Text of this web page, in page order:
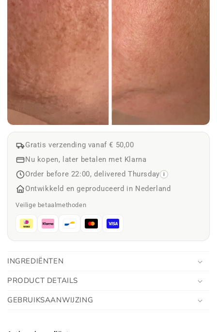
Gratis verzending vanaf € 50,00
Nu kopen, later betalen met Klarna
Order before 22:00, delivered Thursday
i
Ontwikkeld en geproduceerd in Nederland
Veilige betaalmethoden
INGREDIËNTEN
PRODUCT DETAILS
GEBRUIKSAANWIJZING